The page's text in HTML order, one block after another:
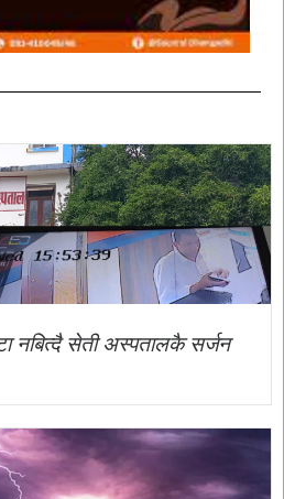
नबित्दै सेती अस्पतालकै सर्जन